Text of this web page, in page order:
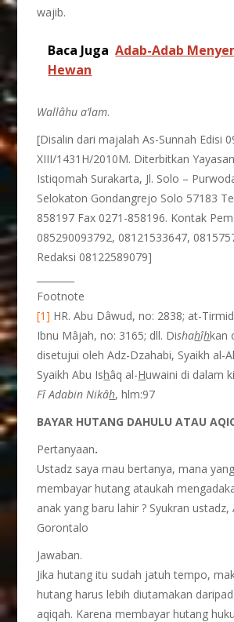
wajib.
Baca Juga Adab-Adab
Hewan
Wallâhu a’lam.
[Disalin dari majalah As-Sunnah Edisi
XIII/1431H/2010M. Diterbitkan
Istiqomah Surakarta, Jl. Solo –
Selokaton Gondangrejo Solo 57183
858197 Fax 0271-858196. Kontak
085290093792, 08121533647,
Redaksi 08122589079]
Footnote
[1] HR. Abu Dâwud, no: 2838; at-
Ibnu Mâjah, no: 3165; dll. Dishahîhkan
disetujui oleh Adz-Dzahabi, Syaikh al-
Syaikh Abu Ishâq al-Huwaini di dalam
FîAdabin Nikâh, hlm:97
BAYAR HUTANG DAHULU ATAU
Pertanyaan.
Ustadz saya mau bertanya, mana
membayar hutang ataukah
anak yang baru lahir ? Syukran ustadz,
Gorontalo
Jawaban.
Jika hutang itu sudah jatuh tempo,
hutang harus lebih diutamakan
aqiqah. Karena membayar hutang